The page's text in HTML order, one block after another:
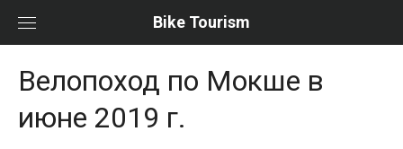
Bike Tourism
Велопоход по Мокше в
июне 2019 г.